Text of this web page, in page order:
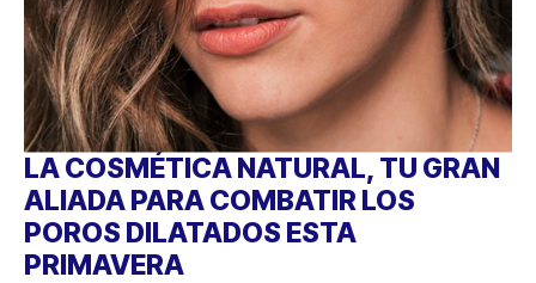
LA COSMÉTICA NATURAL, TU GRAN
ALIADA PARA COMBATIR LOS
POROS DILATADOS ESTA
PRIMAVERA